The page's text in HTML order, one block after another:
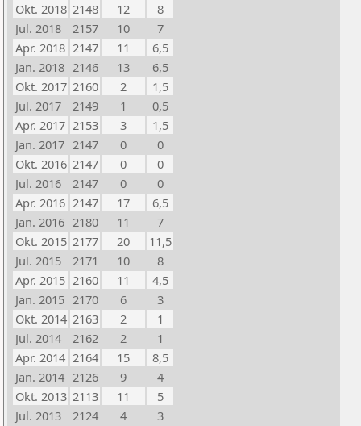
Okt. 2018 2148 12
8
Jul. 2018
2157 10
7
Apr. 2018 2147 11
6,5
Jan. 2018 2146 13
6,5
Okt. 2017 2160 2
1,5
Jul. 2017
2149 1
0,5
Apr. 2017 2153 3
1,5
Jan. 2017 2147 0
0
Okt. 2016 2147 0
0
Jul. 2016
2147 0
0
Apr. 2016 2147 17
6,5
Jan. 2016 2180 11
7
Okt. 2015 2177 20
11,5
Jul. 2015
2171 10
8
Apr. 2015 2160 11
4,5
Jan. 2015 2170 6
3
Okt. 2014 2163 2
1
Jul. 2014
2162 2
1
Apr. 2014 2164 15
8,5
Jan. 2014 2126 9
4
Okt. 2013 2113 11
5
Jul. 2013
2124 4
3